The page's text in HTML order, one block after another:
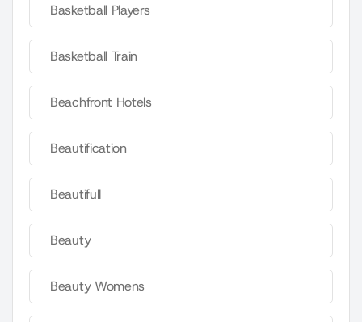
Basketball Players
Basketball Train
Beachfront Hotels
Beautification
Beautifull
Beauty
Beauty Womens